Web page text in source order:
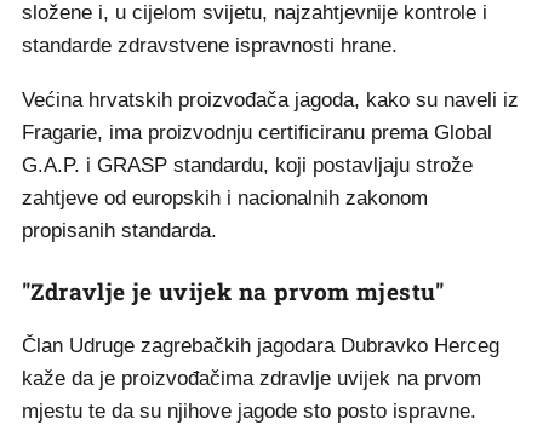
složene i, u cijelom svijetu, najzahtjevnije kontrole i
standarde zdravstvene ispravnosti hrane.
Većina hrvatskih proizvođača jagoda, kako su naveli iz
Fragarie, ima proizvodnju certificiranu prema Global
G.A.P. i GRASP standardu, koji postavljaju strože
zahtjeve od europskih i nacionalnih zakonom
propisanih standarda.
"Zdravlje je uvijek na prvom mjestu"
Član Udruge zagrebačkih jagodara Dubravko Herceg
kaže da je proizvođačima zdravlje uvijek na prvom
mjestu te da su njihove jagode sto posto ispravne.